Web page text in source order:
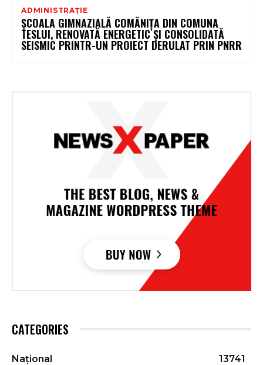
ADMINISTRAȚIE
ȘCOALA GIMNAZIALĂ COMĂNIȚA DIN COMUNA
TESLUI, RENOVATĂ ENERGETIC ȘI CONSOLIDATĂ
SEISMIC PRINTR-UN PROIECT DERULAT PRIN PNRR
CATEGORIES
Național
13741